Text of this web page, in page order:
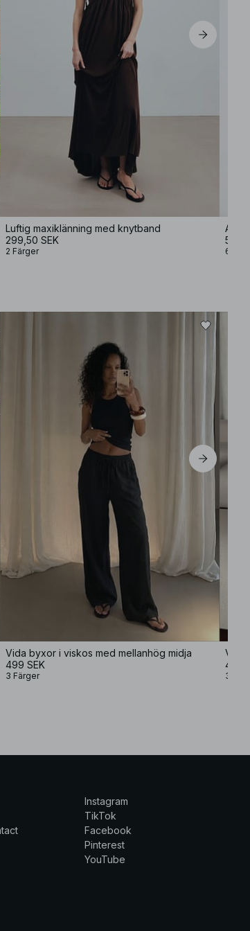
Luftig maxiklänning med knytband
299,50 SEK
2 Färger
Alley
599
6
Vida byxor i viskos med mellanhög midja
499 SEK
3 Färger
Vida
499
3
Instagram
TikTok
Facebook
Pinterest
YouTube